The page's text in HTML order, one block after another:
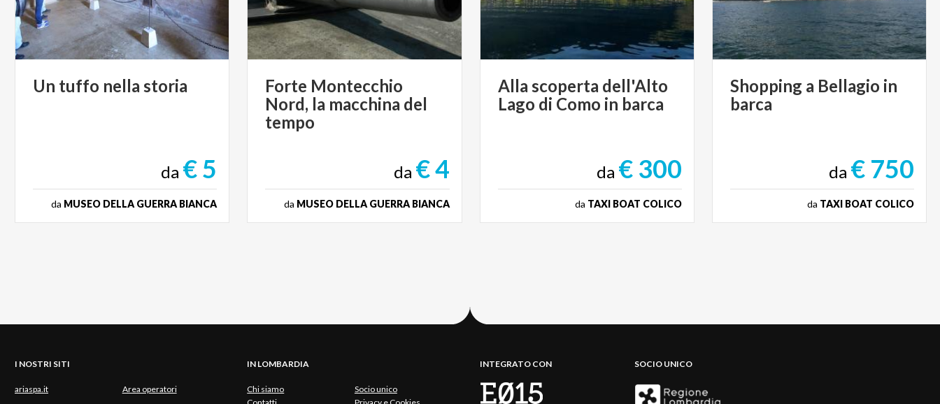
Un tuffo nella storia
da € 5
da MUSEO DELLA GUERRA BIANCA
Forte Montecchio
Nord, la macchina del
tempo
da € 4
da MUSEO DELLA GUERRA BIANCA
Alla scoperta dell'Alto
Lago di Como in barca
da € 300
da TAXI BOAT COLICO
Shopping a Bellagio in
barca
da € 750
da TAXI BOAT COLICO
I NOSTRI SITI
ariaspa.it Area operatori
IN LOMBARDIA
Chi siamo
Socio unico
INTEGRATO CON SOCIO UNICO